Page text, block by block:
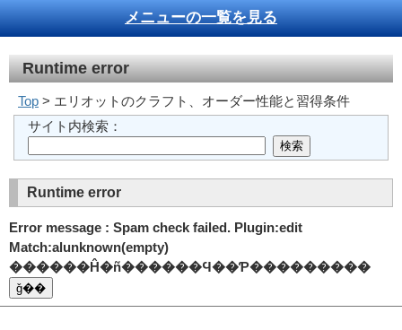
メニューの一覧を見る
Runtime error
Top > エリオットのクラフト、オーダー性能と習得条件
サイト内検索：
Runtime error
Error message : Spam check failed. Plugin:edit
Match:alunknown(empty)
������Ĥ�ñ������Ϥ��Ƥ���������